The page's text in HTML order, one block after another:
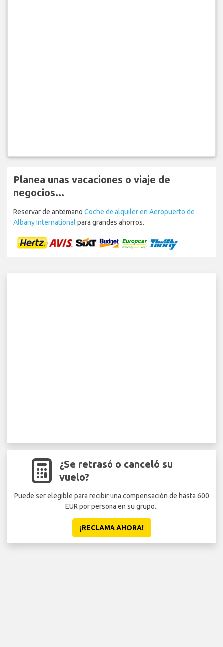
Planea unas vacaciones o viaje de
negocios...
Reservar de antemano Coche de alquiler en Aeropuerto de
Albany International para grandes ahorros.
¿Se retrasó o canceló su
vuelo?
Puede ser elegible para recibir una compensación de hasta 600
EUR por persona en su grupo..
¡RECLAMA AHORA!